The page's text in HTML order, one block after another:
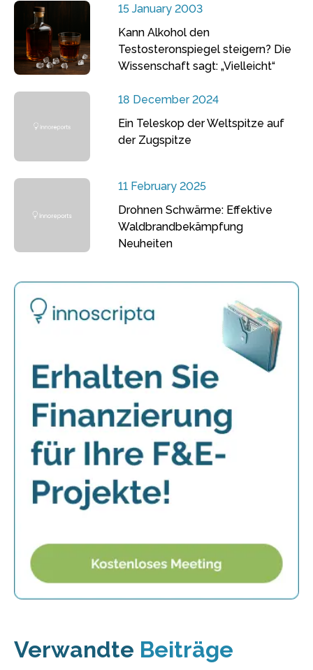
15 January 2003
Kann Alkohol den
Testosteronspiegel steigern? Die
Wissenschaft sagt: „Vielleicht“
18 December 2024
Ein Teleskop der Weltspitze auf
der Zugspitze
11 February 2025
Drohnen Schwärme: Effektive
Waldbrandbekämpfung
Neuheiten
Verwandte Beiträge